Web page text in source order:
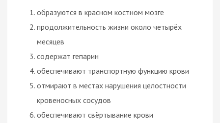
образуются в красном костном мозге
продолжительность жизни около четырёх
месяцев
содержат гепарин
обеспечивают транспортную функцию крови
отмирают в местах нарушения целостности
кровеносных сосудов
обеспечивают свёртывание крови